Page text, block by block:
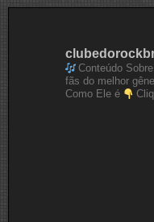
Conteúdo
fãs do melhor
Como Ele é